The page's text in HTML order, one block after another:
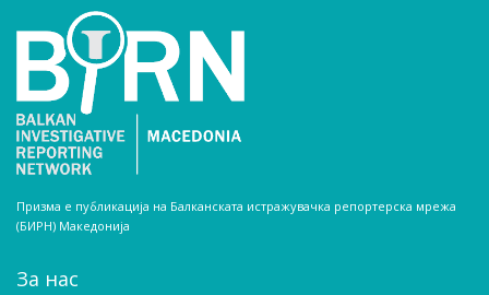
Призма е публикација на Балканската истражувачка репортерска мрежа
(БИРН) Македонија
За нас